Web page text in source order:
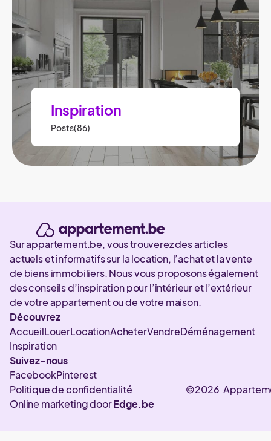
Inspiration
Posts(86)
Sur appartement.be, vous trouverez des articles
actuels et informatifs sur la location, l’achat et la vente
de biens immobiliers. Nous vous proposons également
des conseils d’inspiration pour l’intérieur et l’extérieur
de votre appartement ou de votre maison.
Découvrez
AccueilLouerLocationAcheterVendreDéménagement
Inspiration
Suivez-nous
FacebookPinterest
©2026
Politique de confidentialité
Online marketing doorEdge.be